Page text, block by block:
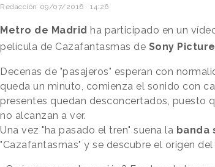
Redacción 09/07/2016 · 14:26
Metro de Madrid ha participado en un
película de Cazafantasmas de Sony
Decenas de "pasajeros" esperan con
queda un minuto, comienza el sonido con
presentes quedan desconcertados, puesto
no alcanzan a ver.
Una vez "ha pasado el tren" suena la banda
"Cazafantasmas" y se descubre el origen